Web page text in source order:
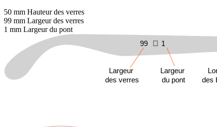
50 mm Hauteur des verres
99 mm Largeur des verres
1 mm Largeur du pont
99 1
Largeur
des verres
Largeur
du pont
des